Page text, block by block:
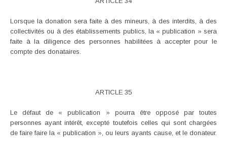
Lorsque la donation sera faite à des mineurs, à des interdits, à des
collectivités ou à des établissements publics, la « publication » sera
faite à la diligence des personnes habilitées à accepter pour le
compte des donataires.
ARTICLE 35
Le défaut de « publication » pourra être opposé par toutes
personnes ayant intérêt, excepté toutefois celles qui sont chargées
de faire faire la « publication », ou leurs ayants cause, et le donateur.